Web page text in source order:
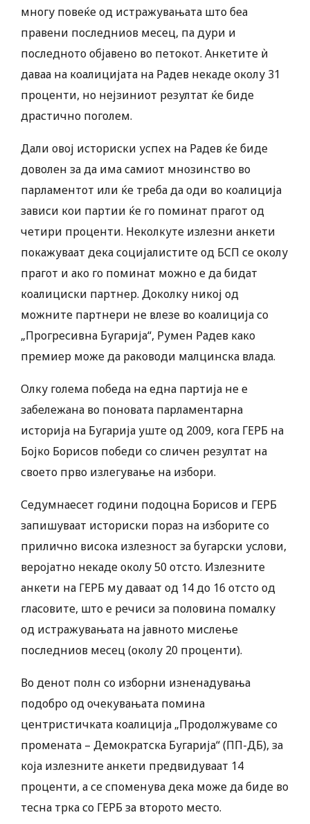
многу повеќе од истражувањата што беа
правени последниов месец, па дури и
последното објавено во петокот. Анкетите ѝ
даваа на коалицијата на Радев некаде околу 31
проценти, но нејзиниот резултат ќе биде
драстично поголем.
Дали овој историски успех на Радев ќе биде
доволен за да има самиот мнозинство во
парламентот или ќе треба да оди во коалиција
зависи кои партии ќе го поминат прагот од
четири проценти. Неколкуте излезни анкети
покажуваат дека социјалистите од БСП се околу
прагот и ако го поминат можно е да бидат
коалициски партнер. Доколку никој од
можните партнери не влезе во коалиција со
„Прогресивна Бугарија“, Румен Радев како
премиер може да раководи малцинска влада.
Олку голема победа на една партија не е
забележана во поновата парламентарна
историја на Бугарија уште од 2009, кога ГЕРБ на
Бојко Борисов победи со сличен резултат на
своето прво излегување на избори.
Седумнаесет години подоцна Борисов и ГЕРБ
запишуваат историски пораз на изборите со
прилично висока излезност за бугарски услови,
веројатно некаде околу 50 отсто. Излезните
анкети на ГЕРБ му даваат од 14 до 16 отсто од
гласовите, што е речиси за половина помалку
од истражувањата на јавното мислење
последниов месец (околу 20 проценти).
Во денот полн со изборни изненадувања
подобро од очекувањата помина
центристичката коалиција „Продолжуваме со
промената – Демократска Бугарија“ (ПП-ДБ), за
која излезните анкети предвидуваат 14
проценти, а се споменува дека може да биде во
тесна трка со ГЕРБ за второто место.